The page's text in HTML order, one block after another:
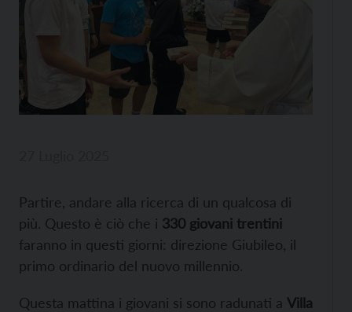
Partire, andare alla ricerca di un qualcosa di
più. Questo è ciò che i 330 giovani trentini
faranno in questi giorni: direzione Giubileo, il
primo ordinario del nuovo millennio.
Questa mattina i giovani si sono radunati a Villa